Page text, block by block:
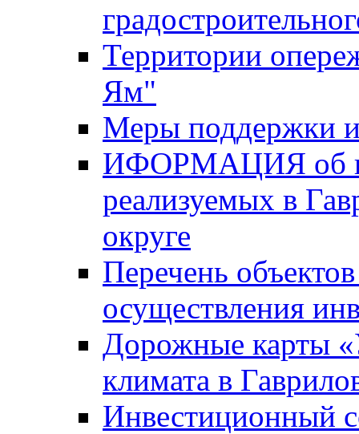
Территории
Ям"
Меры поддержки
ИФОРМАЦИЯ об
реализуемых в
округе
Перечень
осуществления
Дорожные карты
климата в
Инвестиционный